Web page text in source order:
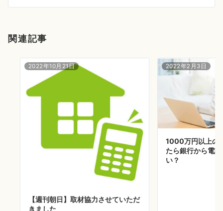
関連記事
2022年10月21日
【週刊朝日】取材協力させていただ
きました
2022年2月3日
1000万円以上の
たら銀行から電
い？